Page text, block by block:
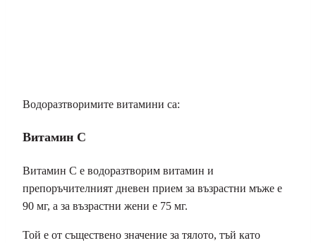
Водоразтворимите витамини са:
Витамин С
Витамин С е водоразтворим витамин и
препоръчителният дневен прием за възрастни мъже е
90 мг, а за възрастни жени е 75 мг.
Той е от съществено значение за тялото, тъй като